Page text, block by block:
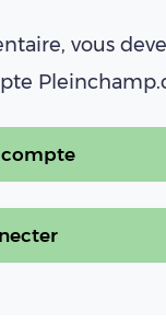
vous
compte